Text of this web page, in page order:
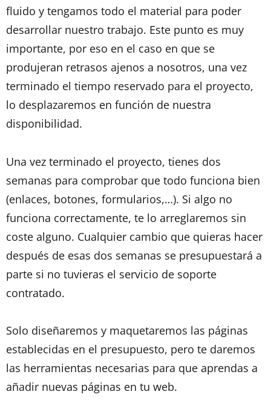
fluido y tengamos todo el material para poder
desarrollar nuestro trabajo. Este punto es muy
importante, por eso en el caso en que se
produjeran retrasos ajenos a nosotros, una vez
terminado el tiempo reservado para el proyecto,
lo desplazaremos en función de nuestra
disponibilidad.
Una vez terminado el proyecto, tienes dos
semanas para comprobar que todo funciona bien
(enlaces, botones, formularios,…). Si algo no
funciona correctamente, te lo arreglaremos sin
coste alguno. Cualquier cambio que quieras hacer
después de esas dos semanas se presupuestará a
parte si no tuvieras el servicio de soporte
contratado.
Solo diseñaremos y maquetaremos las páginas
establecidas en el presupuesto, pero te daremos
las herramientas necesarias para que aprendas a
añadir nuevas páginas en tu web.